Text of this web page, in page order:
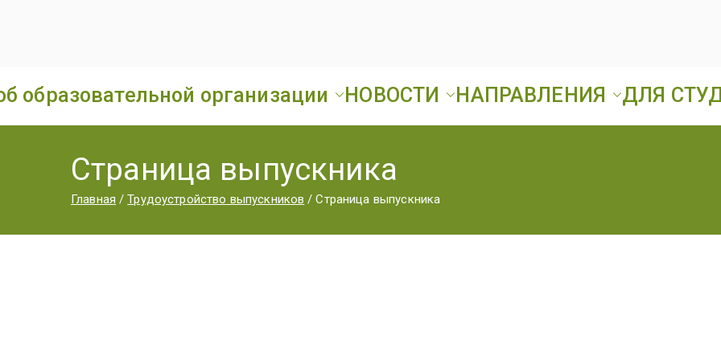
ГБПОУ
образовательной организации НОВОСТИ НАПРАВЛЕНИЯ ДЛЯ
Страница выпускника
Главная Трудоустройство выпускников Страница выпускника